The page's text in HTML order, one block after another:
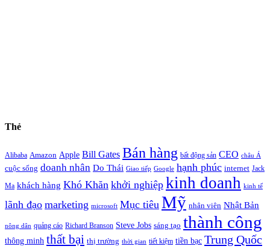
Thẻ
Alibaba Amazon Apple Bill Gates Bán hàng bất động sản CEO châu Á
cuộc sống doanh nhân Do Thái Giao tiếp Google hạnh phúc internet Jack
Ma khách hàng Khó Khăn khởi nghiệp kinh doanh kinh tế
lãnh đạo marketing microsoft Mục tiêu Mỹ nhân viên Nhật Bản
nông dân quảng cáo Richard Branson Steve Jobs sáng tạo thành công
thông minh thất bại thị trường thời gian tiết kiệm tiền bạc Trung Quốc